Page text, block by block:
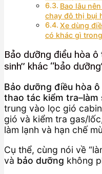
Bao lâu
chạy đô thị bụi
Xe dùng
có khác gì
Bảo dưỡng điều hòa
sinh” khác “bảo
Bảo dưỡng điều hòa
thao tác kiểm tra–làm
trung vào lọc gió
gió và kiểm tra gas/
làm lạnh và hạn chế
Cụ thể, cùng nói về
và bảo dưỡng không